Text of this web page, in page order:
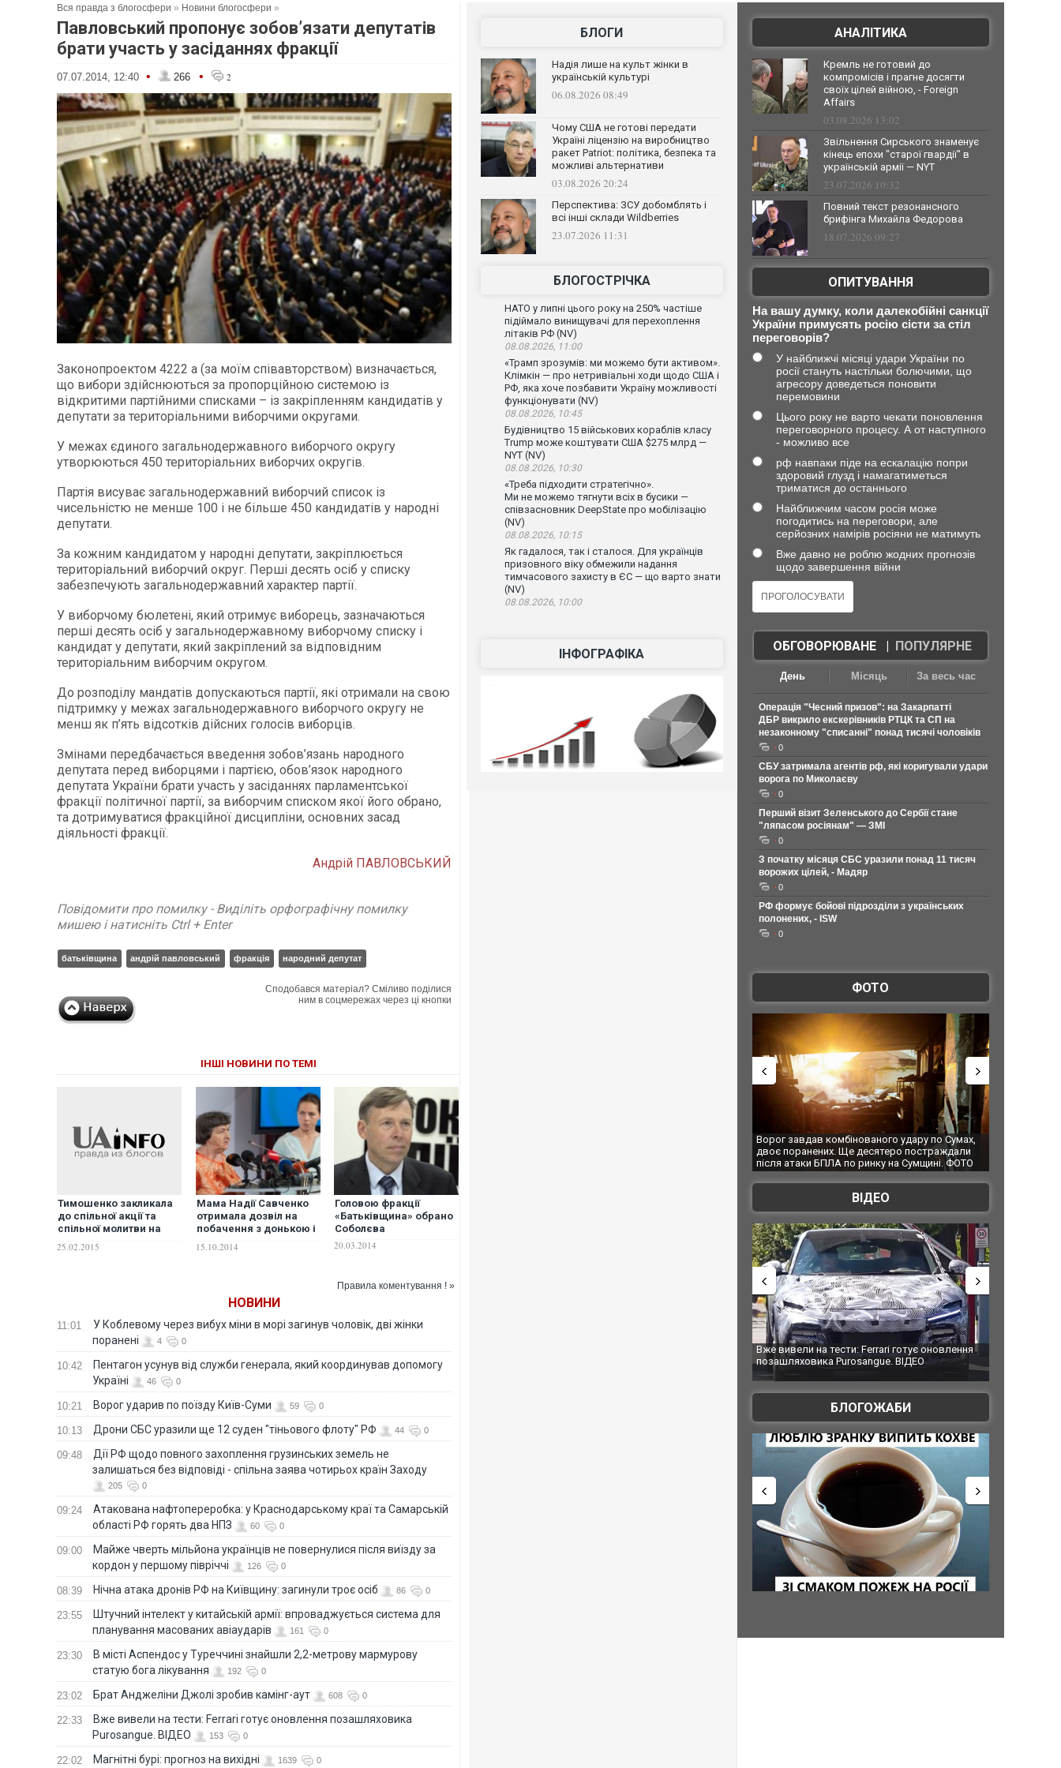
Вся правда з блогосфери » Новини блогосфери »
Павловський пропонує зобов’язати депутатів
брати участь у засіданнях фракції
07.07.2014, 12:40 • 266 • 2
Законопроектом 4222 a (за моїм співавторством) визначається,
що вибори здійснюються за пропорційною системою із
відкритими партійними списками – із закріпленням кандидатів у
депутати за територіальними виборчими округами.
У межах єдиного загальнодержавного виборчого округу
утворюються 450 територіальних виборчих округів.
Партія висуває загальнодержавний виборчий список із
чисельністю не менше 100 і не більше 450 кандидатів у народні
депутати.
За кожним кандидатом у народні депутати, закріплюється
територіальний виборчий округ. Перші десять осіб у списку
забезпечують загальнодержавний характер партії.
У виборчому бюлетені, який отримує виборець, зазначаються
перші десять осіб у загальнодержавному виборчому списку і
кандидат у депутати, який закріплений за відповідним
територіальним виборчим округом.
До розподілу мандатів допускаються партії, які отримали на свою
підтримку у межах загальнодержавного виборчого округу не
менш як п’ять відсотків дійсних голосів виборців.
Змінами передбачається введення зобов’язань народного
депутата перед виборцями і партією, обов’язок народного
депутата України брати участь у засіданнях парламентської
фракції політичної партії, за виборчим списком якої його обрано,
та дотримуватися фракційної дисципліни, основних засад
діяльності фракції.
Андрій ПАВЛОВСЬКИЙ
Повідомити про помилку - Виділіть орфографічну помилку
мишею і натисніть Ctrl + Enter
батьківщина андрій павловський фракція народний депутат
Сподобався матеріал? Сміливо поділися
ним в соцмережах через ці кнопки
ІНШІ НОВИНИ ПО ТЕМІ
Тимошенко закликала
до спільної акції та
спільної молитви на
ВІДЕО
25.02.2015
Мама Надії Савченко
отримала дозвіл на
побачення з донькою і
15.10.2014
Головою фракції
«Батьківщина» обрано
Соболєва
20.03.2014
Правила коментування ! »
НОВИНИ
11:01
У Коблевому через вибух міни в морі загинув чоловік, дві жінки
поранені
4 0
10:42
Пентагон усунув від служби генерала, який координував допомогу
Україні
46 0
10:21 Ворог ударив по поїзду Київ-Суми 59 0
10:13 Дрони СБС уразили ще 12 суден "тіньового флоту" РФ 44 0
09:48
Дії РФ щодо повного захоплення грузинських земель не
залишаться без відповіді - спільна заява чотирьох країн Заходу
205 0
09:24
Атакована нафтопереробка: у Краснодарському краї та Самарській
області РФ горять два НПЗ
60 0
09:00
Майже чверть мільйона українців не повернулися після виїзду за
кордон у першому півріччі
126 0
08:39 Нічна атака дронів РФ на Київщину: загинули троє осіб 86 0
23:55
Штучний інтелект у китайській армії: впроваджується система для
планування масованих авіаударів
161 0
23:30
В місті Аспендос у Туреччині знайшли 2,2-метрову мармурову
статую бога лікування
192 0
23:02 Брат Анджеліни Джолі зробив камінг-аут 608 0
22:33
Вже вивели на тести: Ferrari готує оновлення позашляховика
Purosangue. ВІДЕО
153 0
22:02 Магнітні бурі: прогноз на вихідні 1639 0
БЛОГИ
Надія лише на культ жінки в
українській культурі
06.08.2026 08:49
Чому США не готові передати
Україні ліцензію на виробництво
ракет Patriot: політика, безпека та
можливі альтернативи
03.08.2026 20:24
Перспектива: ЗСУ добомблять і
всі інші склади Wildberries
23.07.2026 11:31
БЛОГОСТРІЧКА
НАТО у липні цього року на 250% частіше
підіймало винищувачі для перехоплення
літаків РФ (NV)
08.08.2026, 11:00
«Трамп зрозумів: ми можемо бути активом».
Клімкін — про нетривіальні ходи щодо США і
РФ, яка хоче позбавити Україну можливості
функціонувати (NV)
08.08.2026, 10:45
Будівництво 15 військових кораблів класу
Trump може коштувати США $275 млрд —
NYT (NV)
08.08.2026, 10:30
«Треба підходити стратегічно».
Ми не можемо тягнути всіх в бусики —
співзасновник DeepState про мобілізацію
(NV)
08.08.2026, 10:15
Як гадалося, так і сталося. Для українців
призовного віку обмежили надання
тимчасового захисту в ЄС — що варто знати
(NV)
08.08.2026, 10:00
ІНФОГРАФІКА
АНАЛІТИКА
Кремль не готовий до
компромісів і прагне досягти
своїх цілей війною, - Foreign
Affairs
03.08.2026 13:02
Звільнення Сирського знаменує
кінець епохи "старої гвардії" в
українській армії — NYT
23.07.2026 10:32
Повний текст резонансного
брифінга Михайла Федорова
18.07.2026 09:27
ОПИТУВАННЯ
На вашу думку, коли далекобійні санкції
України примусять росію сісти за стіл
переговорів?
У найближчі місяці удари України по
росії стануть настільки болючими, що
агресору доведеться поновити
перемовини
Цього року не варто чекати поновлення
переговорного процесу. А от наступного
- можливо все
рф навпаки піде на ескалацію попри
здоровий глузд і намагатиметься
триматися до останнього
Найближчим часом росія може
погодитись на переговори, але
серйозних намірів росіяни не матимуть
Вже давно не роблю жодних прогнозів
щодо завершення війни
ОБГОВОРЮВАНЕ| ПОПУЛЯРНЕ
День Місяць За весь час
Операція "Чесний призов": на Закарпатті
ДБР викрило екскерівників РТЦК та СП на
незаконному "списанні" понад тисячі чоловіків
0
СБУ затримала агентів рф, які коригували удари
ворога по Миколаєву
0
Перший візит Зеленського до Сербії стане
"ляпасом росіянам" — ЗМІ
0
З початку місяця СБС уразили понад 11 тисяч
ворожих цілей, - Мадяр
0
РФ формує бойові підрозділи з українських
полонених, - ISW
0
ФОТО
Ворог завдав комбінованого удару по Сумах,
двоє поранених. Ще десятеро постраждали
після атаки БПЛА по ринку на Сумщині. ФОТО
За 2000 кілометрів від кордону з Україною: в
Єкатеринбурзі після атаки дронів загорівся
склад Wildberries. ФОТО. ВІДЕО
ВІДЕО
Вже вивели на тести: Ferrari готує оновлення
Вийшов трейлер нової екранізації легендарного
фільму "Афера Томаса Крауна"
БЛОГОЖАБИ